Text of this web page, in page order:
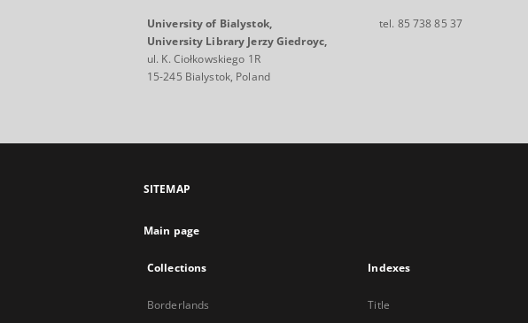
University of Bialystok,
University Library Jerzy Giedroyc,
ul. K. Ciołkowskiego 1R
15-245 Bialystok, Poland
tel. 85 738 85 37
SITEMAP
Main page
Collections
Borderlands
Indexes
Title